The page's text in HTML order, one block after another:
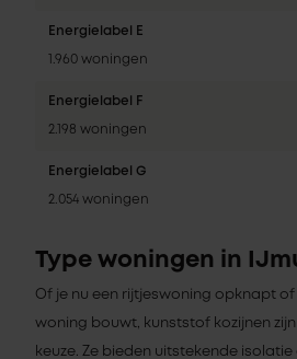
Energielabel E
1.960 woningen
Energielabel F
2.198 woningen
Energielabel G
2.054 woningen
Type woningen in
Of je nu een rijtjeswoning opknapt
woning bouwt, kunststof kozijnen
keuze. Ze bieden uitstekende